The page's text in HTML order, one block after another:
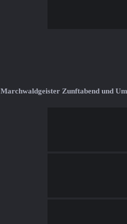
Marchwaldgeister Zunftabend und